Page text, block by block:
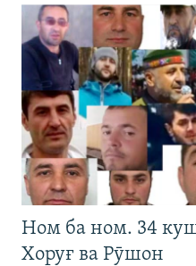
Ном ба ном. 34
Хоруғ ва Рӯшон